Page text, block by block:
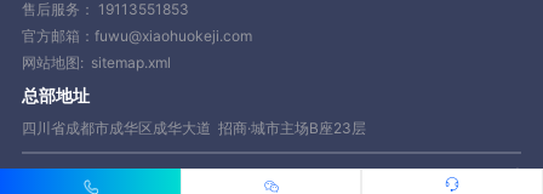
售后服务： 19113551853
官方邮箱：fuwu@xiaohuokeji.com
网站地图: sitemap.xml
总部地址
四川省成都市成华区成华大道 招商·城市主场B座23层
Copyright © 2013-2023 成都小火科技有限公司【www.xiaohuokeji.com】|